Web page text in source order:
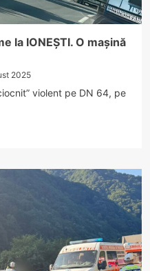
la IONEȘTI. O mașină
2025
violent pe DN 64, pe